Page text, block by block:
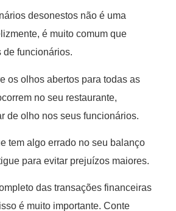
desonestos não é uma
é muito comum que
de funcionários.
os olhos abertos para todas as
no seu restaurante,
de olho nos seus funcionários.
tem algo errado no seu balanço
para evitar prejuízos maiores.
das transações financeiras
é muito importante. Conte